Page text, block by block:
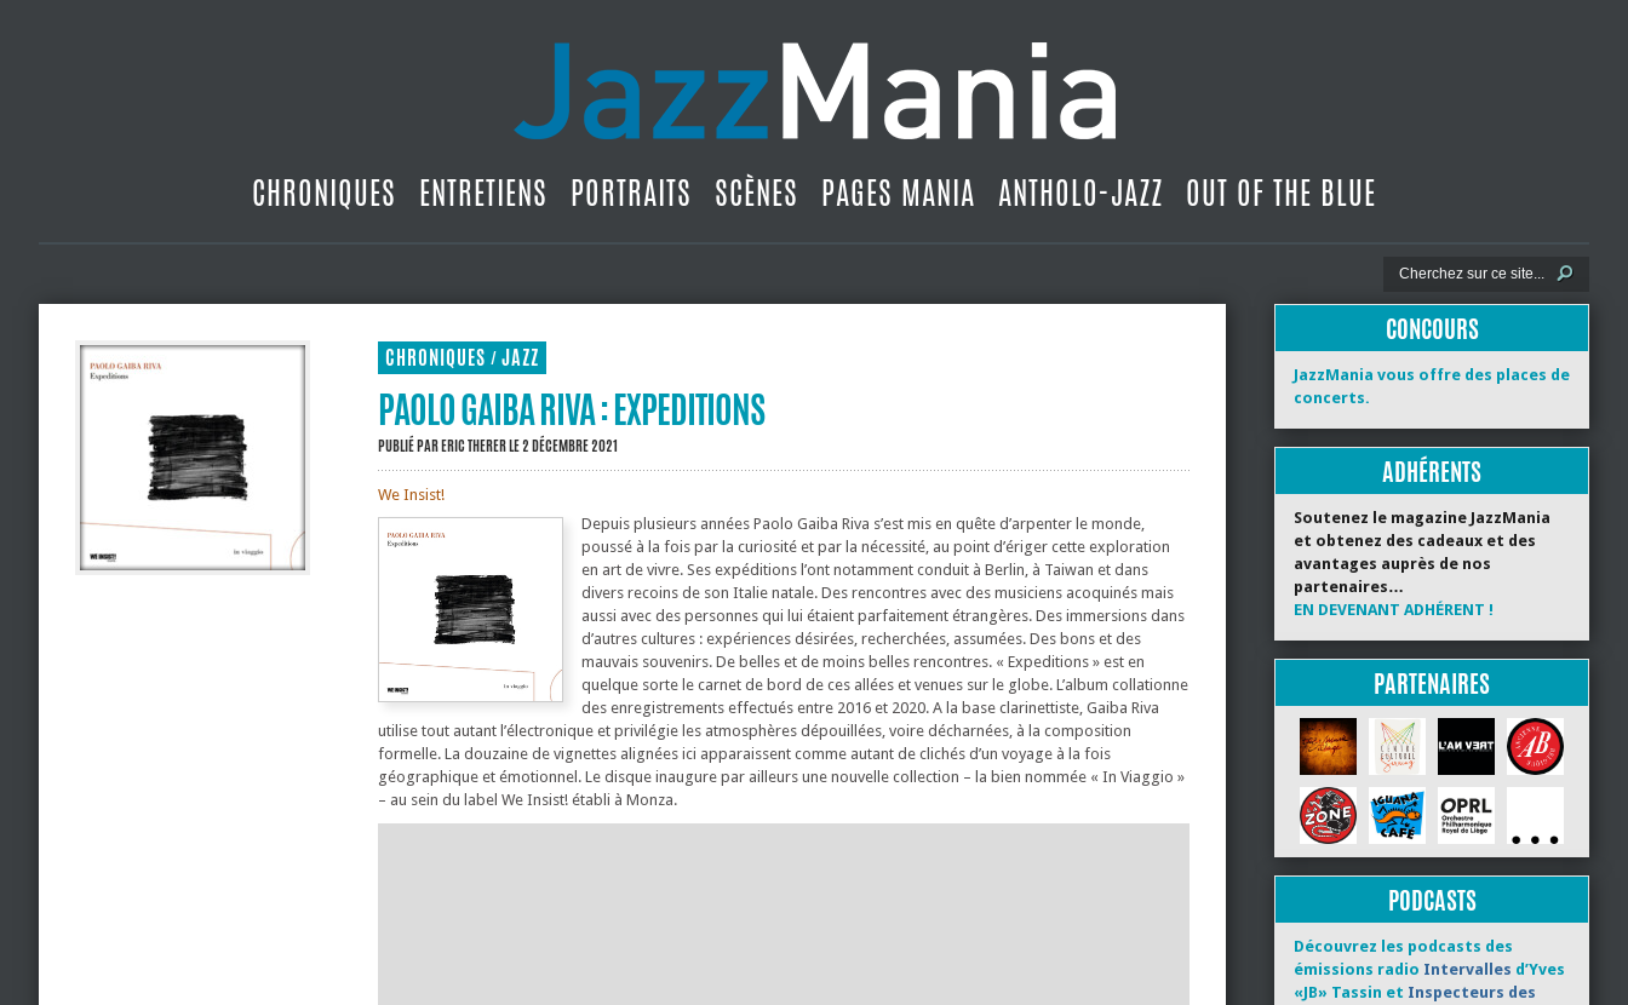
CHRONIQUES ENTRETIENS PORTRAITS SCÈNES PAGES MANIA ANTHOLO-JAZZ OUT OF THE BLUE
CHRONIQUES / JAZZ
PAOLO GAIBA RIVA : EXPEDITIONS
PUBLIÉ PARERIC THERERLE 2 DÉCEMBRE 2021
We Insist!
Depuis plusieurs années Paolo Gaiba Riva s’est mis en quête d’arpenter le monde,
poussé à la fois par la curiosité et par la nécessité, au point d’ériger cette exploration
en art de vivre. Ses expéditions l’ont notamment conduit à Berlin, à Taiwan et dans
divers recoins de son Italie natale. Des rencontres avec des musiciens acoquinés mais
aussi avec des personnes qui lui étaient parfaitement étrangères. Des immersions dans
d’autres cultures : expériences désirées, recherchées, assumées. Des bons et des
mauvais souvenirs. De belles et de moins belles rencontres. « Expeditions » est en
quelque sorte le carnet de bord de ces allées et venues sur le globe. L’album collationne
des enregistrements effectués entre 2016 et 2020. A la base clarinettiste, Gaiba Riva
utilise tout autant l’électronique et privilégie les atmosphères dépouillées, voire décharnées, à la composition
formelle. La douzaine de vignettes alignées ici apparaissent comme autant de clichés d’un voyage à la fois
géographique et émotionnel. Le disque inaugure par ailleurs une nouvelle collection – la bien nommée « In Viaggio »
– au sein du label We Insist! établi à Monza.
CONCOURS
JazzMania vous offre des places de
concerts.
ADHÉRENTS
Soutenez le magazine JazzMania
et obtenez des cadeaux et des
avantages auprès de nos
partenaires…
EN DEVENANT ADHÉRENT !
PARTENAIRES
PODCASTS
Découvrez les podcasts des
émissions radio Intervalles d’Yves
«JB» Tassin et Inspecteurs des